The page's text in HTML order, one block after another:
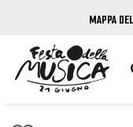
MAPPA